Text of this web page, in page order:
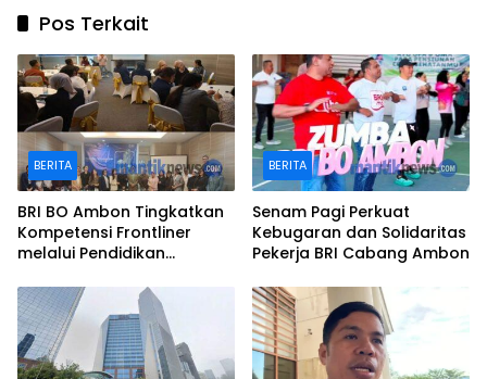
Pos Terkait
BERITA
BRI BO Ambon Tingkatkan
Kompetensi Frontliner
melalui Pendidikan
BERITA
Senam Pagi Perkuat
Kebugaran dan Solidaritas
Pekerja BRI Cabang Ambon